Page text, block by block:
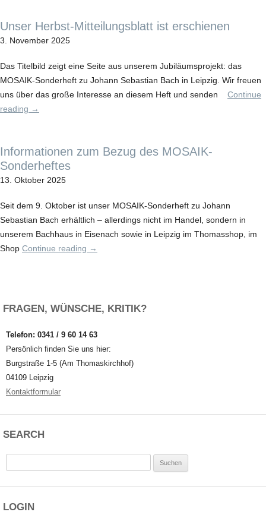
Unser Herbst-Mitteilungsblatt ist erschienen
3. November 2025
Das Titelbild zeigt eine Seite aus unserem Jubiläumsprojekt: das
MOSAIK-Sonderheft zu Johann Sebastian Bach in Leipzig. Wir freuen
uns über das große Interesse an diesem Heft und senden Continue
reading →
Informationen zum Bezug des MOSAIK-
Sonderheftes
13. Oktober 2025
Seit dem 9. Oktober ist unser MOSAIK-Sonderheft zu Johann
Sebastian Bach erhältlich – allerdings nicht im Handel, sondern in
unserem Bachhaus in Eisenach sowie in Leipzig im Thomasshop, im
Shop Continue reading →
FRAGEN, WÜNSCHE, KRITIK?
Telefon: 0341 / 9 60 14 63
Persönlich finden Sie uns hier:
Burgstraße 1-5 (Am Thomaskirchhof)
04109 Leipzig
Kontaktformular
SEARCH
LOGIN